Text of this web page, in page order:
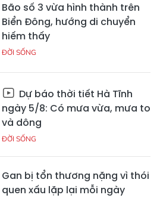
Bão số 3 vừa hình thành trên
Biển Đông, hướng di chuyển
hiếm thấy
ĐỜI SỐNG
Dự báo thời tiết Hà Tĩnh
ngày 5/8: Có mưa vừa, mưa to
và dông
ĐỜI SỐNG
Gan bị tổn thương nặng vì thói
quen xấu lặp lại mỗi ngày